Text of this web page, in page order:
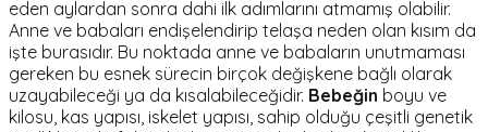
eden aylardan sonra dahi ilk adımlarını atmamış olabilir.
Anne ve babaları endişelendirip telaşa neden olan kısım da
işte burasıdır. Bu noktada anne ve babaların unutmaması
gereken bu esnek sürecin birçok değişkene bağlı olarak
uzayabileceği ya da kısalabileceğidir. Bebeğin boyu ve
kilosu, kas yapısı, iskelet yapısı, sahip olduğu çeşitli genetik